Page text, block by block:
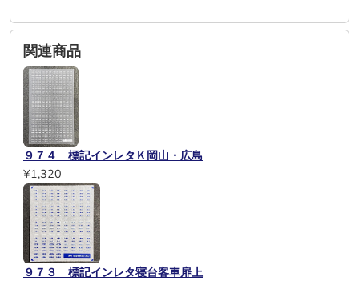
関連商品
９７４ 標記インレタＫ岡山・広島
¥1,320
９７３ 標記インレタ寝台客車扉上